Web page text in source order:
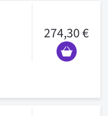
274,30 €